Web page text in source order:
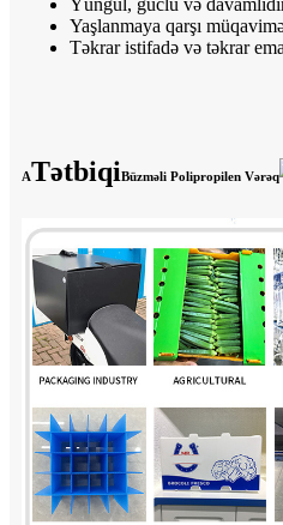
Yaşlanmaya qarşı
Təkrar istifadə və təkrar
ATətbiqiBüzməli Polipropilen Vərəq